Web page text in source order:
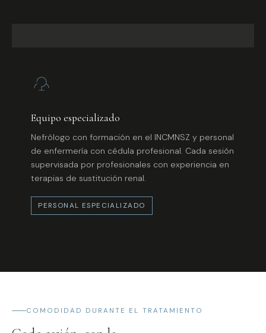
Equipo especializado
Nefrólogo con formación en el INCMNSZ y personal
de enfermería con cédula profesional. Cada sesión
supervisada por profesionales con experiencia en
terapias de sustitución renal.
PERSONAL ESPECIALIZADO
COMODIDAD DURANTE EL TRATAMIENTO